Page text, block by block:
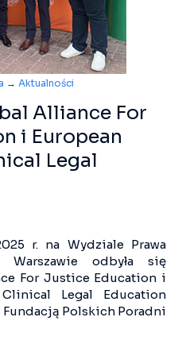
→ Aktualności
Alliance For
i European
Legal
r. na Wydziale Prawa
odbyła się
For Justice Education i
Legal Education
Polskich Poradni